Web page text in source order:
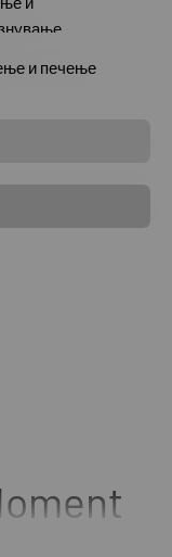
и печење